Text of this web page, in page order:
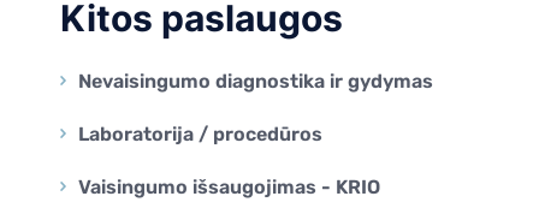
Kitos paslaugos
Nevaisingumo diagnostika ir gydymas
Laboratorija / procedūros
Vaisingumo išsaugojimas - KRIO